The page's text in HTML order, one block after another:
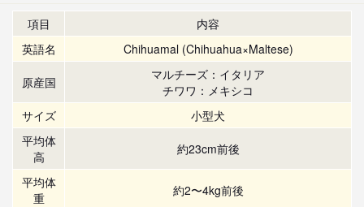
項目
内容
英語名
Chihuamal (Chihuahua×Maltese)
原産国
マルチーズ：イタリア
チワワ：メキシコ
サイズ
小型犬
平均体
高
約23cm前後
平均体
重
約2〜4kg前後